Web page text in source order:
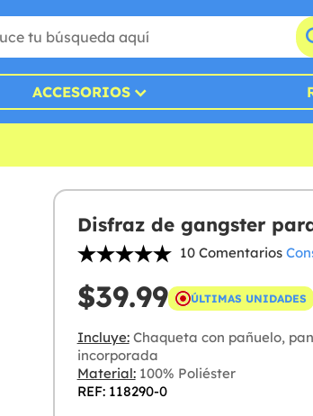
ACCESORIOS
Disfraz de gangster
10 Comentarios
$39.99 ÚLTIMAS UNIDADES
Incluye:Chaqueta con pañuelo,
incorporada
Material:100% Poliéster
REF: 118290-0